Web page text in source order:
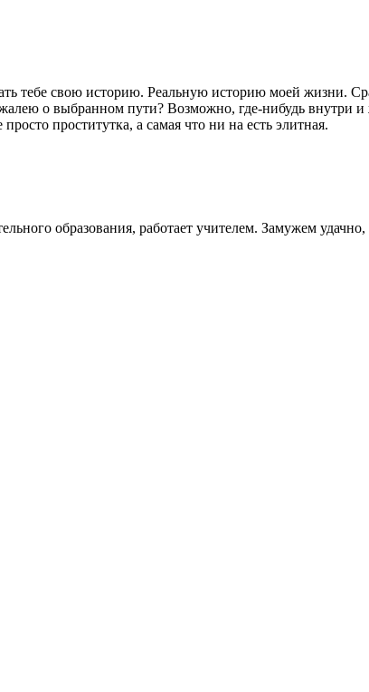
тебе свою историю. Реальную историю моей жизни.
о выбранном пути? Возможно, где-нибудь внутри и
проститутка, а самая что ни на есть элитная.
образования, работает учителем. Замужем